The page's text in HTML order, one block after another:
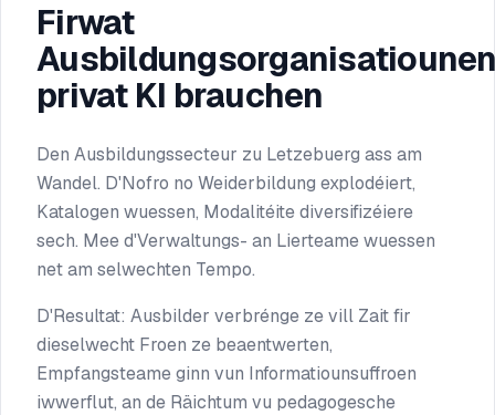
Firwat
privat KI brauchen
Den Ausbildungssecteur zu Letzebuerg ass am
Wandel. D'Nofro no Weiderbildung explodéiert,
Katalogen wuessen, Modalitéite diversifizéiere
sech. Mee d'Verwaltungs- an Lierteame wuessen
net am selwechten Tempo.
D'Resultat: Ausbilder verbrénge ze vill Zait fir
dieselwecht Froen ze beaentwerten,
Empfangsteame ginn vun Informatiounsuffroen
iwwerflut, an de Räichtum vu pedagogesche